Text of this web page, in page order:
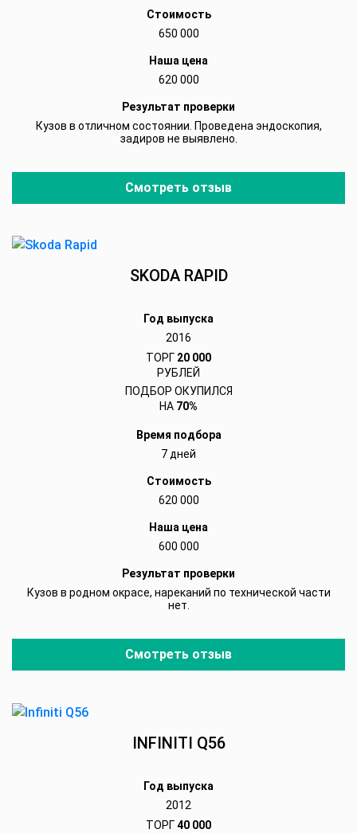
Стоимость
650 000
Наша цена
620 000
Результат проверки
Кузов в отличном состоянии. Проведена эндоскопия,
задиров не выявлено.
Смотреть отзыв
SKODA RAPID
Год выпуска
2016
ТОРГ 20 000
РУБЛЕЙ
ПОДБОР ОКУПИЛСЯ
НА 70%
Время подбора
7 дней
Стоимость
620 000
Наша цена
600 000
Результат проверки
Кузов в родном окрасе, нареканий по технической части
нет.
Смотреть отзыв
INFINITI Q56
Год выпуска
2012
ТОРГ40 000